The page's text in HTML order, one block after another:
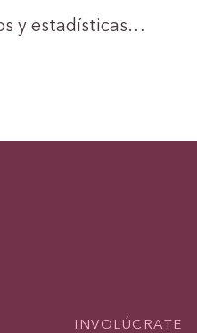
y estadísticas…
INVOLÚCRATE